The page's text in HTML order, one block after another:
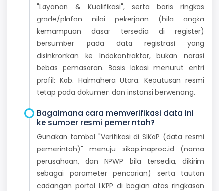
"Layanan & Kualifikasi", serta baris ringkas
grade/plafon nilai pekerjaan (bila angka
kemampuan dasar tersedia di register)
bersumber pada data registrasi yang
disinkronkan ke Indokontraktor, bukan narasi
bebas pemasaran. Basis lokasi menurut entri
profil: Kab. Halmahera Utara. Keputusan resmi
tetap pada dokumen dan instansi berwenang.
Bagaimana cara memverifikasi data ini
ke sumber resmi pemerintah?
Gunakan tombol "Verifikasi di SIKaP (data resmi
pemerintah)" menuju sikap.inaproc.id (nama
perusahaan, dan NPWP bila tersedia, dikirim
sebagai parameter pencarian) serta tautan
cadangan portal LKPP di bagian atas ringkasan